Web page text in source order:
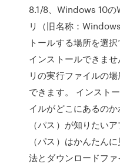
8.1/8、Windows 10
リ（旧名称：
トールする場所を選
インストールできま
リの実行ファイルの
できます。 インスト
イルがどこにあるの
（パス）が知りたい
（パス）はかんたん
法とダウンロードファ